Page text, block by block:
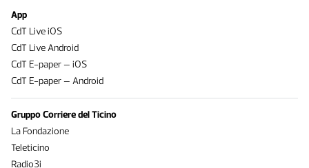
App
CdT Live iOS
CdT Live Android
CdT E-paper – iOS
CdT E-paper – Android
Gruppo Corriere del Ticino
La Fondazione
Teleticino
Radio3i